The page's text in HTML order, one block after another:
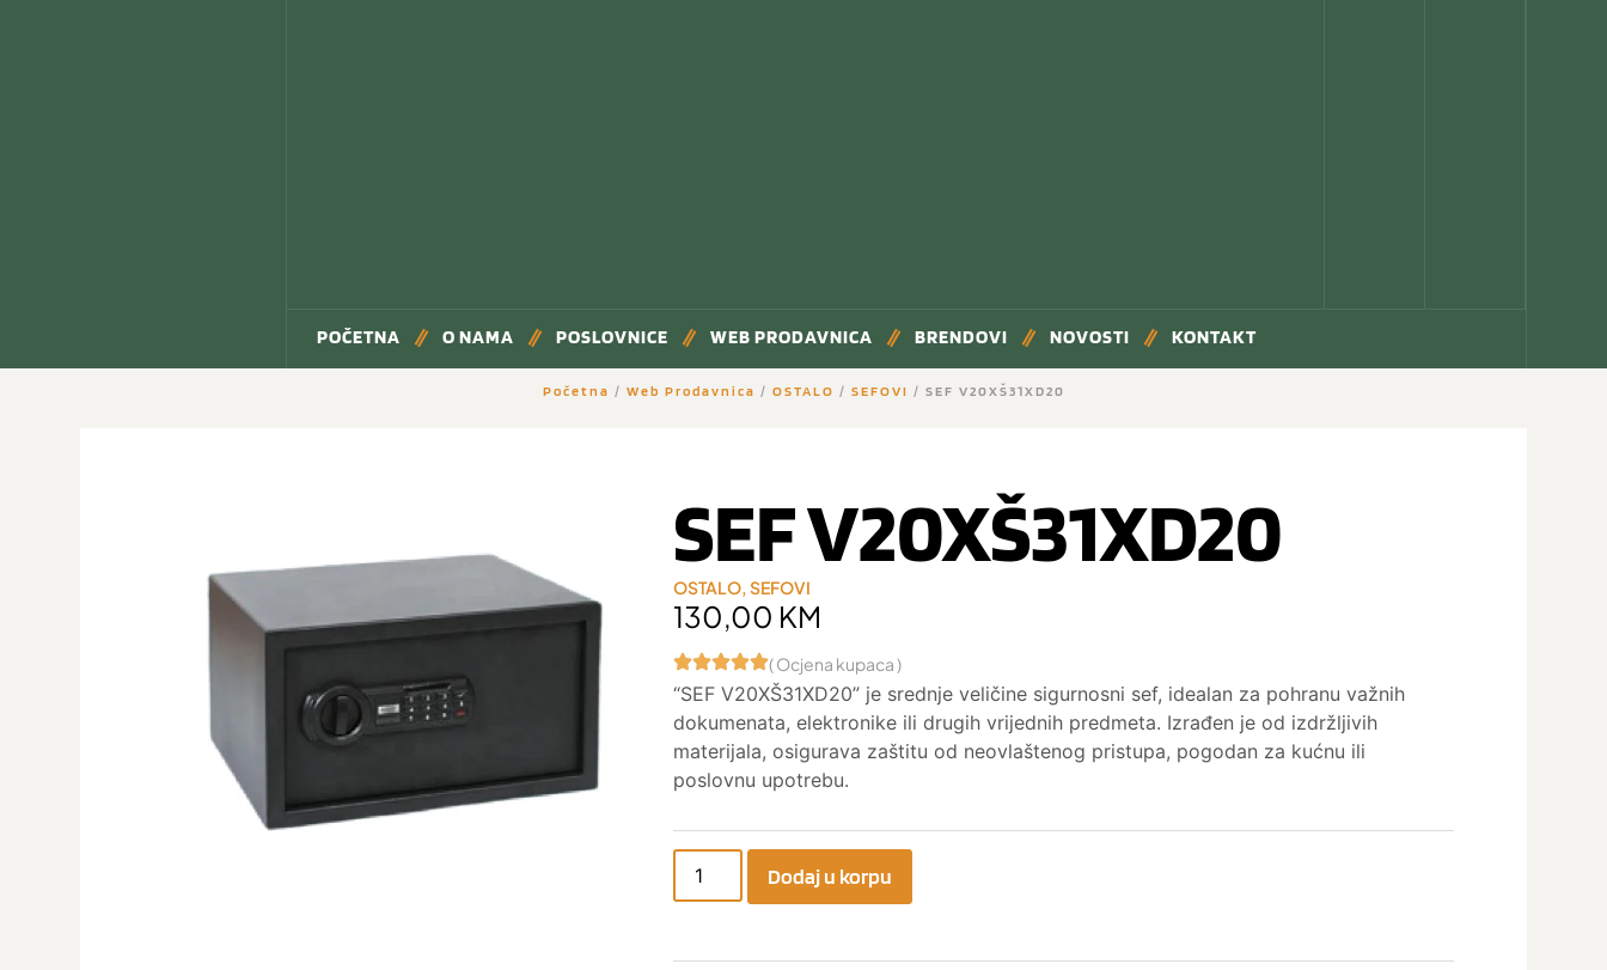
POČETNA O NAMA POSLOVNICE WEB PRODAVNICA BRENDOVI NOVOSTI KONTAKT
Početna / Web Prodavnica / OSTALO / SEFOVI / SEF V20XŠ31XD20
SEF V20XŠ31XD20
OSTALO,SEFOVI
130,00 KM
( Ocjena kupaca )
“SEF V20XŠ31XD20” je srednje veličine sigurnosni sef, idealan za pohranu važnih
dokumenata, elektronike ili drugih vrijednih predmeta. Izrađen je od izdržljivih
materijala, osigurava zaštitu od neovlaštenog pristupa, pogodan za kućnu ili
poslovnu upotrebu.
Dodaj u korpu